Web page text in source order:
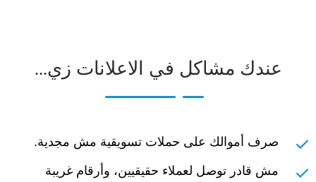
عندك مشاكل في الاعلانات زي...
صرف أموالك على حملات تسويقية مش مجدية.
مش قادر توصل لعملاء حقيقيين، وأرقام غريبة